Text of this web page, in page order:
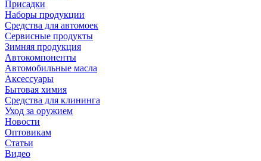
Присадки
Наборы продукции
Средства для автомоек
Сервисные продукты
Зимняя продукция
Автокомпоненты
Автомобильные масла
Аксессуары
Бытовая химия
Средства для клининга
Уход за оружием
Новости
Оптовикам
Статьи
Видео